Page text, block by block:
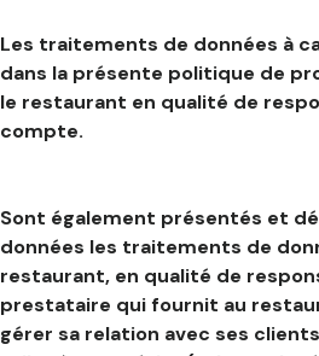
Les traitements de données à
dans la présente politique de
le restaurant en qualité de
compte.
Sont également présentés et
données les traitements de
restaurant, en qualité de
prestataire qui fournit au
gérer sa relation avec ses